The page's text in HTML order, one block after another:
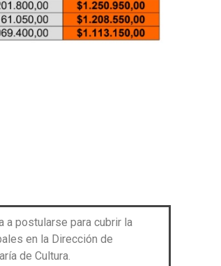
a postularse para cubrir la
en la Dirección de
de Cultura.